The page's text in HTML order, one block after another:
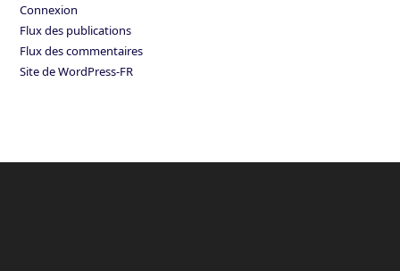
Connexion
Flux des publications
Flux des commentaires
Site de WordPress-FR